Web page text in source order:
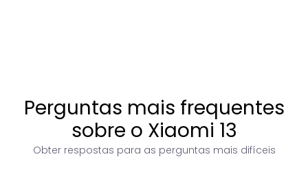
Perguntas mais frequentes
sobre o Xiaomi 13
Obter respostas para as perguntas mais difíceis